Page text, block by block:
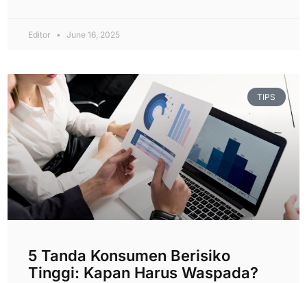
Editor June 16, 2025
TIPS
5 Tanda Konsumen Berisiko
Tinggi: Kapan Harus Waspada?